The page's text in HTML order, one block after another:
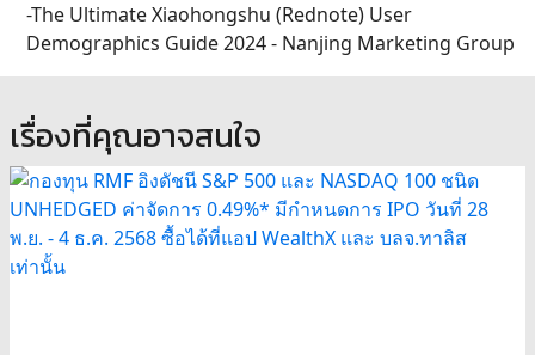
-The Ultimate Xiaohongshu (Rednote) User
Demographics Guide 2024 - Nanjing Marketing Group
เรื่องที่คุณอาจสนใจ